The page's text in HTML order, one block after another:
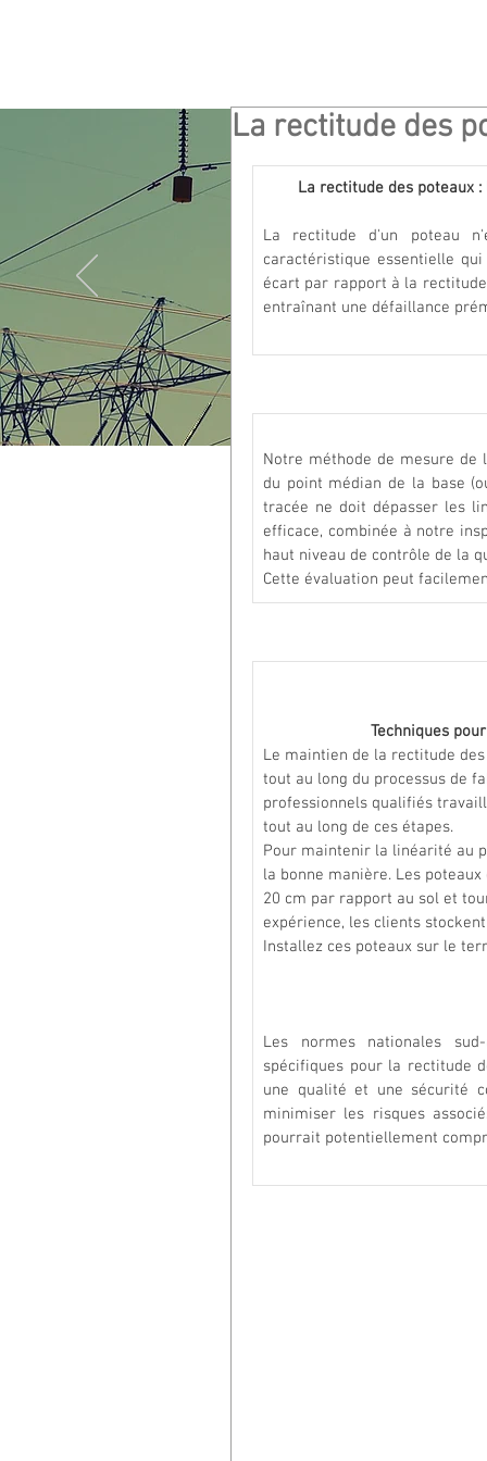
La rectitude des
La rectitude des poteaux
La rectitude d'un poteau
caractéristique essentielle
écart par rapport à la
entraînant une défaillance
Notre méthode de mesure
du point médian de la base
tracée ne doit dépasser les
efficace, combinée à notre
haut niveau de contrôle de la
Cette évaluation peut
Techniques
Le maintien de la rectitude
tout au long du processus de
professionnels qualifiés
tout au long de ces étapes.
Pour maintenir la linéarité au
la bonne manière. Les
20 cm par rapport au sol et
expérience, les clients
Installez ces poteaux sur le
Les normes nationales
spécifiques pour la rectitude
une qualité et une sécurité
minimiser les risques
pourrait potentiellement